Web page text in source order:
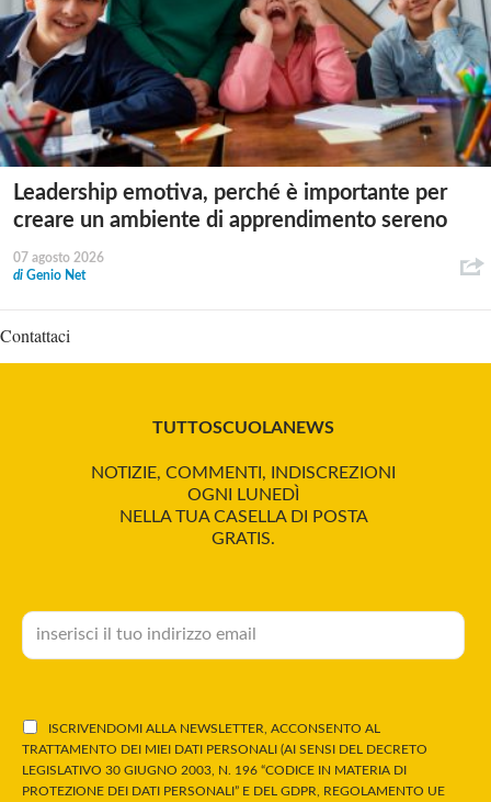
Leadership emotiva, perché è importante per
creare un ambiente di apprendimento sereno
07 agosto 2026
di Genio Net
Contattaci
TUTTOSCUOLANEWS
NOTIZIE, COMMENTI, INDISCREZIONI
OGNI LUNEDÌ
NELLA TUA CASELLA DI POSTA
GRATIS.
ISCRIVENDOMI ALLA NEWSLETTER, ACCONSENTO AL
TRATTAMENTO DEI MIEI DATI PERSONALI (AI SENSI DEL DECRETO
LEGISLATIVO 30 GIUGNO 2003, N. 196 “CODICE IN MATERIA DI
PROTEZIONE DEI DATI PERSONALI” E DEL GDPR, REGOLAMENTO UE